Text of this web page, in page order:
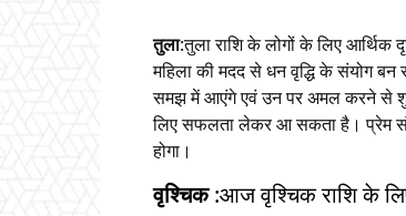
तुला:तुला राशि के लोगों के लिए
महिला की मदद से धन वृद्धि के संयोग
समझ में आएंगे एवं उन पर अमल करने से शुभ
लिए सफलता लेकर आ सकता है। प्रेम
होगा।
वृश्चिक:आज वृश्चिक राशि के